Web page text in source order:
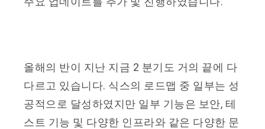
올해의 반이 지난 지금 2 분기도 거의 끝에 다
다르고 있습니다. 식스의 로드맵 중 일부는 성
공적으로 달성하였지만 일부 기능은 보안, 테
스트 기능 및 다양한 인프라와 같은 다양한 문